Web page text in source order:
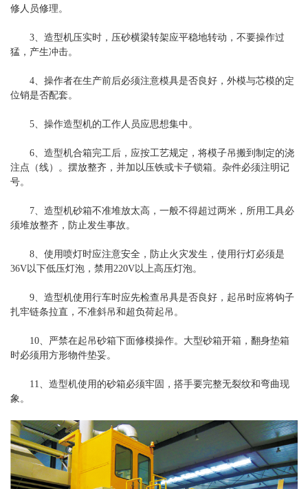
修人员修理。
3、造型机压实时，压砂横梁转架应平稳地转动，不要操作过
猛，产生冲击。
4、操作者在生产前后必须注意模具是否良好，外模与芯模的定
位销是否配套。
5、操作造型机的工作人员应思想集中。
6、造型机合箱完工后，应按工艺规定，将模子吊搬到制定的浇
注点（线）。摆放整齐，并加以压铁或卡子锁箱。杂件必须注明记
号。
7、造型机砂箱不准堆放太高，一般不得超过两米，所用工具必
须堆放整齐，防止发生事故。
8、使用喷灯时应注意安全，防止火灾发生，使用行灯必须是
36V以下低压灯泡，禁用220V以上高压灯泡。
9、造型机使用行车时应先检查吊具是否良好，起吊时应将钩子
扎牢链条拉直，不准斜吊和超负荷起吊。
10、严禁在起吊砂箱下面修模操作。大型砂箱开箱，翻身垫箱
时必须用方形物件垫妥。
11、造型机使用的砂箱必须牢固，搭手要完整无裂纹和弯曲现
象。